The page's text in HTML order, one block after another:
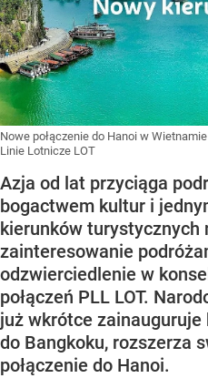
Nowe połączenie do Hanoi w Wietnamie
Linie Lotnicze LOT
Azja od lat przyciąga
bogactwem kultur i
kierunków turystycznych
zainteresowanie
odzwierciedlenie w
połączeń PLL LOT.
już wkrótce
do Bangkoku, rozszerza
połączenie do Hanoi.